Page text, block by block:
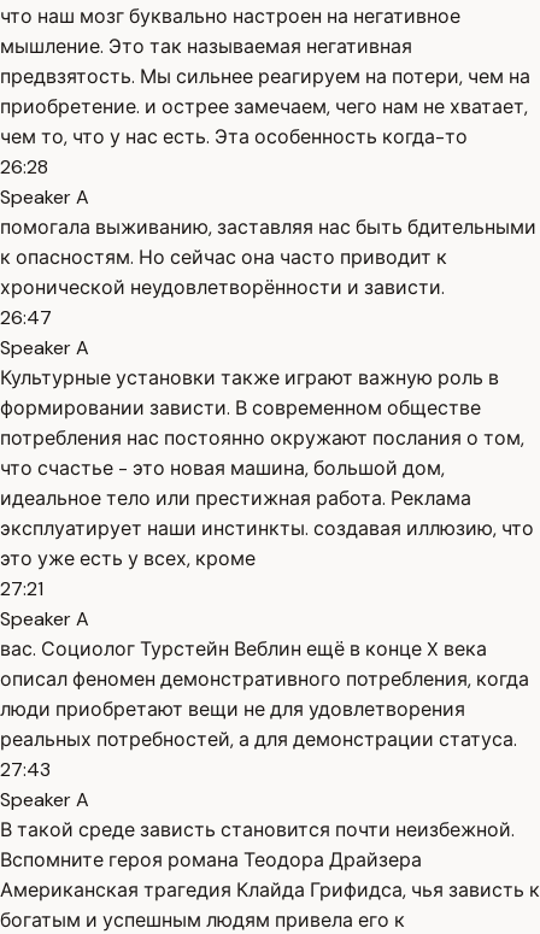
что наш мозг буквально настроен на негативное
мышление. Это так называемая негативная
предвзятость. Мы сильнее реагируем на потери, чем на
приобретение. и острее замечаем, чего нам не хватает,
чем то, что у нас есть. Эта особенность когда-то
26:28
Speaker A
помогала выживанию, заставляя нас быть бдительными
к опасностям. Но сейчас она часто приводит к
хронической неудовлетворённости и зависти.
26:47
Speaker A
Культурные установки также играют важную роль в
формировании зависти. В современном обществе
потребления нас постоянно окружают послания о том,
что счастье - это новая машина, большой дом,
идеальное тело или престижная работа. Реклама
эксплуатирует наши инстинкты. создавая иллюзию, что
это уже есть у всех, кроме
27:21
Speaker A
вас. Социолог Турстейн Веблин ещё в конце X века
описал феномен демонстративного потребления, когда
люди приобретают вещи не для удовлетворения
реальных потребностей, а для демонстрации статуса.
27:43
Speaker A
В такой среде зависть становится почти неизбежной.
Вспомните героя романа Теодора Драйзера
Американская трагедия Клайда Грифидса, чья зависть к
богатым и успешным людям привела его к